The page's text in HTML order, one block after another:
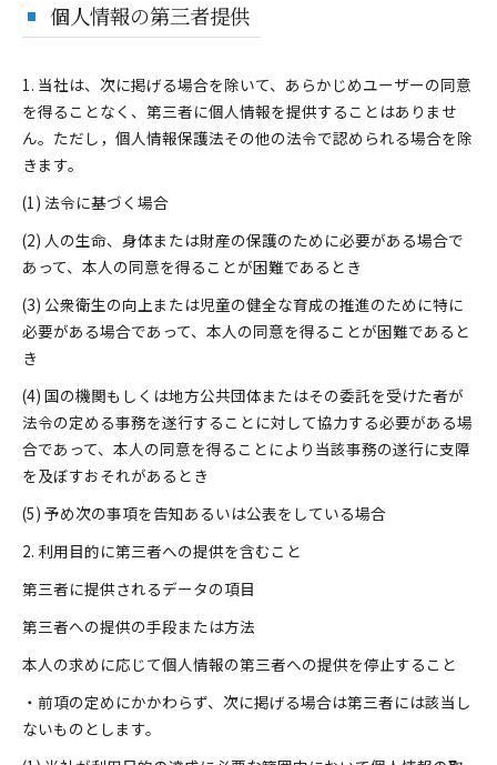
個人情報の第三者提供
1. 当社は、次に掲げる場合を除いて、あらかじめユーザーの同意
を得ることなく、第三者に個人情報を提供することはありませ
ん。ただし，個人情報保護法その他の法令で認められる場合を除
きます。
(1) 法令に基づく場合
(2) 人の生命、身体または財産の保護のために必要がある場合で
あって、本人の同意を得ることが困難であるとき
(3) 公衆衛生の向上または児童の健全な育成の推進のために特に
必要がある場合であって、本人の同意を得ることが困難であると
き
(4) 国の機関もしくは地方公共団体またはその委託を受けた者が
法令の定める事務を遂行することに対して協力する必要がある場
合であって、本人の同意を得ることにより当該事務の遂行に支障
を及ぼすおそれがあるとき
(5) 予め次の事項を告知あるいは公表をしている場合
2. 利用目的に第三者への提供を含むこと
第三者に提供されるデータの項目
第三者への提供の手段または方法
本人の求めに応じて個人情報の第三者への提供を停止すること
・前項の定めにかかわらず、次に掲げる場合は第三者には該当し
ないものとします。